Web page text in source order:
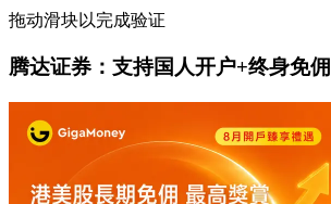
拖动滑块以完成验证
腾达证券：支持国人开户+终身免佣